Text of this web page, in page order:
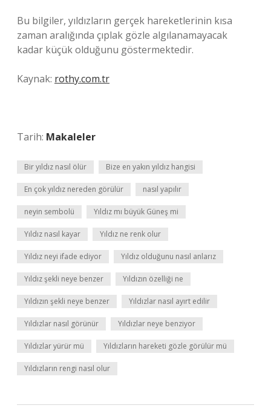
Bu bilgiler, yıldızların gerçek hareketlerinin kısa
zaman aralığında çıplak gözle algılanamayacak
kadar küçük olduğunu göstermektedir.
Kaynak: rothy.com.tr
Tarih: Makaleler
Bir yıldız nasıl ölür Bize en yakın yıldız hangisi
En çok yıldız nereden görülür nasıl yapılır
neyin sembolü Yıldız mı büyük Güneş mi
Yıldız nasıl kayar Yıldız ne renk olur
Yıldız neyi ifade ediyor Yıldız olduğunu nasıl anlarız
Yıldız şekli neye benzer Yıldızın özelliği ne
Yıldızın şekli neye benzer Yıldızlar nasıl ayırt edilir
Yıldızlar nasıl görünür Yıldızlar neye benziyor
Yıldızlar yürür mü Yıldızların hareketi gözle görülür mü
Yıldızların rengi nasıl olur